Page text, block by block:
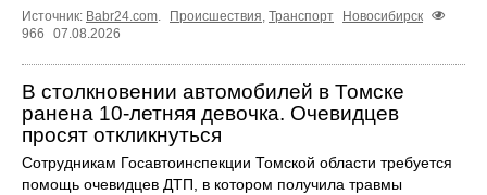
Источник: Babr24.com Происшествия Транспорт
Новосибирск
966
07.08.2026
В столкновении автомобилей в Томске
ранена 10-летняя девочка. Очевидцев
просят откликнуться
Сотрудникам Госавтоинспекции Томской области требуется
помощь очевидцев ДТП, в котором получила травмы